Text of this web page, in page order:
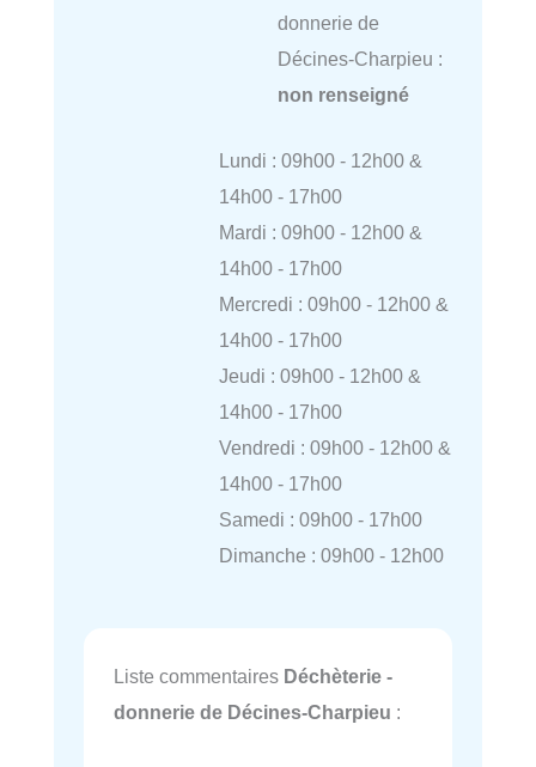
donnerie de
Décines-Charpieu :
non renseigné
Lundi : 09h00 - 12h00 &
14h00 - 17h00
Mardi : 09h00 - 12h00 &
14h00 - 17h00
Mercredi : 09h00 - 12h00 &
14h00 - 17h00
Jeudi : 09h00 - 12h00 &
14h00 - 17h00
Vendredi : 09h00 - 12h00 &
14h00 - 17h00
Samedi : 09h00 - 17h00
Dimanche : 09h00 - 12h00
Liste commentaires Déchèterie -
donnerie de Décines-Charpieu :